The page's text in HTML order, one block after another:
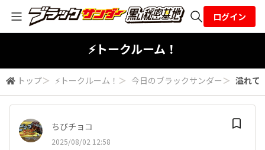
ログイン
⚡トークルーム！
トップ＞ ⚡トークルーム！ ＞ 今日のブラックサンダー ＞ 溢れて
ちびチョコ
2025/08/02 12:58